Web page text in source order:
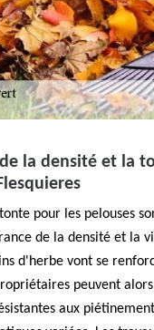
de la densité et la
pour les pelouses
de la densité et la
d'herbe vont se
peuvent
aux